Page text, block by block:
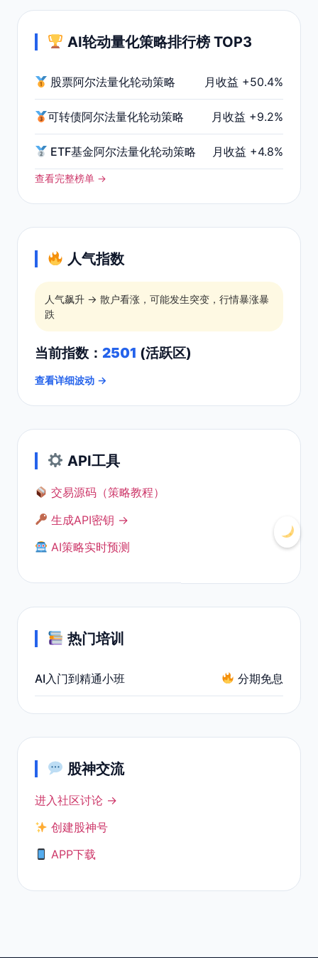
AI轮动量化策略排行榜 TOP3
股票阿尔法量化轮动策略 月收益 +50.4%
可转债阿尔法量化轮动策略 月收益 +9.2%
ETF基金阿尔法量化轮动策略 月收益 +4.8%
查看完整榜单 →
人气指数
人气飙升 → 散户看涨，可能发生突变，行情暴涨暴
跌
当前指数： 2501 (活跃区)
查看详细波动 →
API工具
交易源码（策略教程）
生成API密钥 →
AI策略实时预测
热门培训
AI入门到精通小班 分期免息
股神交流
进入社区讨论 →
创建股神号
APP下载